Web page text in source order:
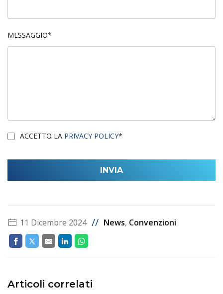
MESSAGGIO*
ACCETTO LA PRIVACY POLICY*
11 Dicembre 2024 // News, Convenzioni
Articoli correlati